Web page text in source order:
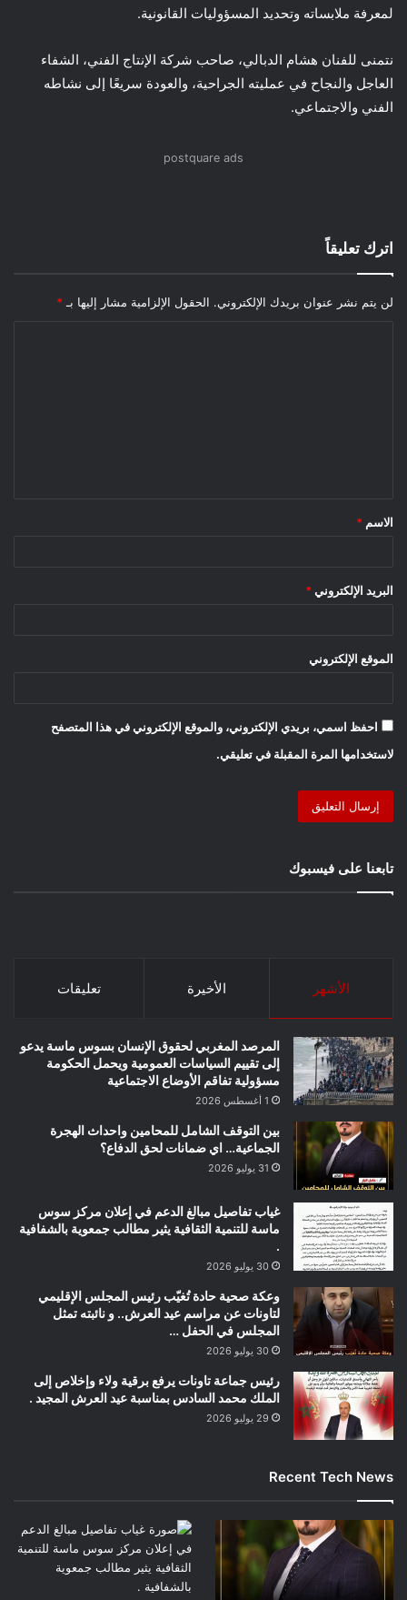
لمعرفة ملابساته وتحديد المسؤوليات القانونية.
نتمنى للفنان هشام الدبالي، صاحب شركة الإنتاج الفني، الشفاء
العاجل والنجاح في عمليته الجراحية، والعودة سريعًا إلى نشاطه
الفني والاجتماعي.
postquare ads
اترك تعليقاً
لن يتم نشر عنوان بريدك الإلكتروني. الحقول الإلزامية مشار إليها بـ *
الاسم *
البريد الإلكتروني *
الموقع الإلكتروني
احفظ اسمي، بريدي الإلكتروني، والموقع الإلكتروني في هذا المتصفح
لاستخدامها المرة المقبلة في تعليقي.
تابعنا على فيسبوك
الأشهر الأخيرة تعليقات
المرصد المغربي لحقوق الإنسان بسوس ماسة يدعو
إلى تقييم السياسات العمومية ويحمل الحكومة
مسؤولية تفاقم الأوضاع الاجتماعية
1 أغسطس 2026
بين التوقف الشامل للمحامين واحداث الهجرة
الجماعية… اي ضمانات لحق الدفاع؟
31 يوليو 2026
غياب تفاصيل مبالغ الدعم في إعلان مركز سوس
ماسة للتنمية الثقافية يثير مطالب جمعوية بالشفافية
.
30 يوليو 2026
وعكة صحية حادة تُغيّب رئيس المجلس الإقليمي
لتاونات عن مراسم عيد العرش.. و نائبته تمثل
المجلس في الحفل …
30 يوليو 2026
رئيس جماعة تاونات يرفع برقية ولاء وإخلاص إلى
الملك محمد السادس بمناسبة عيد العرش المجيد .
29 يوليو 2026
Recent Tech News